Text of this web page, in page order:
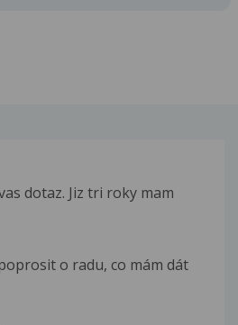
dotaz. Jiz tri roky mam
o radu, co mám dát